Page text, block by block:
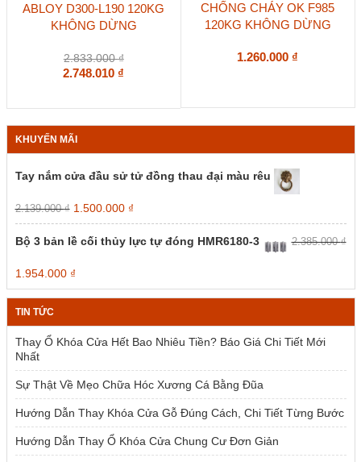
ABLOY D300-L190 120KG
KHÔNG DỪNG
2.833.000₫
2.748.010 ₫
CHỐNG CHÁY OK F985
120KG KHÔNG DỪNG
1.260.000 ₫
KHUYẾN MÃI
Tay nắm cửa đầu sử tử đồng thau đại màu rêu
2.139.000₫ Giá
gốc
là:
2.139.000 ₫.
1.500.000 ₫Giá
hiện
là:
Bộ 3 bản lề cối thủy lực tự đóng HMR6180-3 2.385.000₫
Giá
gốc
là:
2.385.000 ₫.
1.954.000 ₫Giá
hiện
tại
1.954.000 ₫.
TIN TỨC
Thay Ổ Khóa Cửa Hết Bao Nhiêu Tiền? Báo Giá Chi Tiết Mới
Nhất
Sự Thật Về Mẹo Chữa Hóc Xương Cá Bằng Đũa
Hướng Dẫn Thay Khóa Cửa Gỗ Đúng Cách, Chi Tiết Từng Bước
Hướng Dẫn Thay Ổ Khóa Cửa Chung Cư Đơn Giản